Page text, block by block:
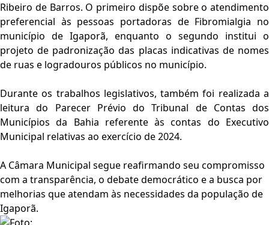
Ribeiro de Barros. O primeiro dispõe sobre o atendimento
preferencial às pessoas portadoras de Fibromialgia no
município de Igaporã, enquanto o segundo institui o
projeto de padronização das placas indicativas de nomes
de ruas e logradouros públicos no município.
Durante os trabalhos legislativos, também foi realizada a
leitura do Parecer Prévio doTribunal de Contas dos
Municípios da Bahia referente às contas do Executivo
Municipal relativas ao exercício de 2024.
A Câmara Municipal segue reafirmando seu compromisso
com a transparência, o debate democrático e a busca por
melhorias que atendam às necessidades da população de
Igaporã.